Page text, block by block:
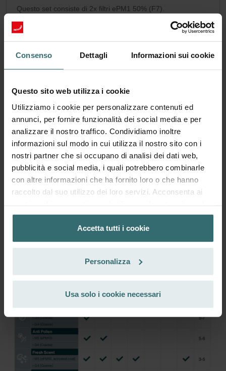
Consenso Dettagli Informazioni sui cookie
Questo sito web utilizza i cookie
Utilizziamo i cookie per personalizzare contenuti ed
annunci, per fornire funzionalità dei social media e per
analizzare il nostro traffico. Condividiamo inoltre
informazioni sul modo in cui utilizza il nostro sito con i
nostri partner che si occupano di analisi dei dati web,
pubblicità e social media, i quali potrebbero combinarle
con altre informazioni che ha fornito loro o che hanno
raccolto dal suo utilizzo dei loro servizi. Acconsenta ai
Datenschutzerklärung der Zehnder Group
Zehnder Group België nv/sa: Déclarations de confidentialité
Zehnder Group Czech Republic s.r.o.: Zásady ochrany
Zehnder Group Italia S.r.l.: Privacy
Zehnder Group İç Mekan İklimlendirme Sanayi ve Ticaret
Limitet Şirketi: Web Sitesi Çerezleri
Zehnder Group Nederland bv: Privacyverklaringen
Accetta tutti i cookie
Personalizza
Usa solo i cookie necessari
Questo set consiste di 2x filtri ePM1 50% (F7).
Questo prodotto si trova in:
ComfoFond-L Eco / Q: Anno
CHF
Aggiungi al carrello
Ottieni il tuo prodotto con uno sconto del 15%
Abbonati e riordina automaticamente e periodicamente!
(Offerta riservata esclusivamente ai clienti privati)
CHF
escl. spese di spedizione